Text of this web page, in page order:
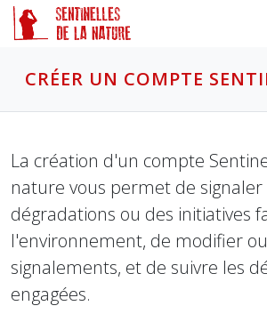
CRÉER UN COMPTE
La création d'un compte
nature vous permet de signaler
dégradations ou des initiatives
l'environnement, de modifier
signalements, et de suivre les
engagées.
Panneau de gestion des cookies